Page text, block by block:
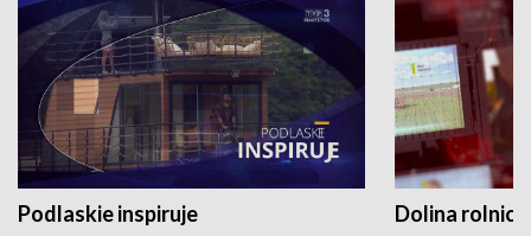
Podlaskie inspiruje Dolina